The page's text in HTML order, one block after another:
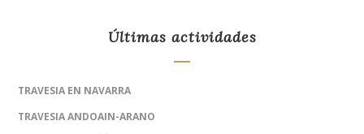
Últimas actividades
TRAVESIA EN NAVARRA
TRAVESIA ANDOAIN-ARANO